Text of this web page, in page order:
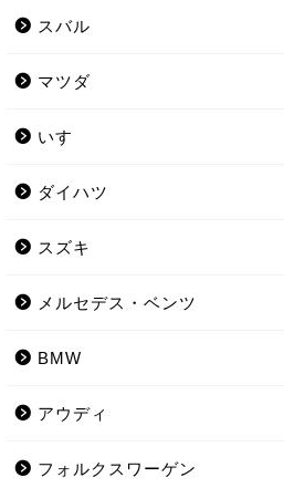
スバル
マツダ
いすゞ
ダイハツ
スズキ
メルセデス・ベンツ
BMW
アウディ
フォルクスワーゲン